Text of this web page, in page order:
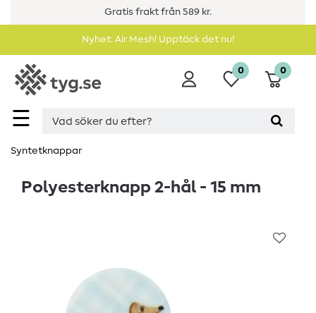
Gratis frakt från 589 kr.
Nyhet: Air Mesh! Upptäck det nu!
☰
0 0
Syntetknappar
Polyesterknapp 2-hål - 15 mm